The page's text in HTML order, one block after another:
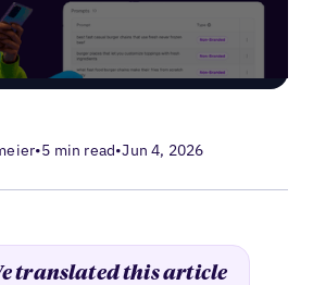
•5 min read•Jun 4, 2026
translated this article